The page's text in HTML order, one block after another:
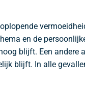
en de
blijft. Een
blijft. In alle